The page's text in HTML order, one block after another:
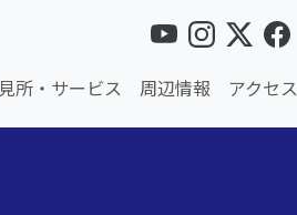
見所・サービス 周辺情報 アクセス